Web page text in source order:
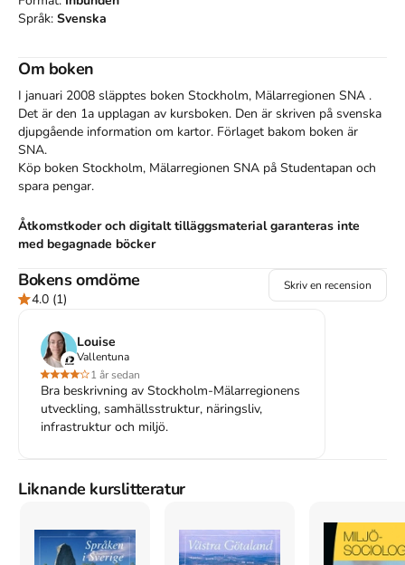
Språk: Svenska
Om boken
I januari 2008 släpptes boken Stockholm, Mälarregionen SNA .
Det är den 1a upplagan av kursboken. Den är skriven på svenska
djupgående information om kartor. Förlaget bakom boken är
SNA.
Köp boken Stockholm, Mälarregionen SNA på Studentapan och
spara pengar.
Åtkomstkoder och digitalt tilläggsmaterial garanteras inte
med begagnade böcker
Referera tillStockholm, Mälarregionen SNA(Upplaga1
Anon. (2008).Stockholm, Mälarregionen SNA
SNA.
Oxford
Stockholm, Mälarregionen SNA, 1 uppl. (SNA, 2008).
APA
Stockholm, Mälarregionen SNA. 1:a uppl. SNA; 2008.
Bokens omdöme
4.0 (1)
Skriv en recension
Louise
Vallentuna
1 år sedan
Bra beskrivning av Stockholm-Mälarregionens
utveckling, samhällsstruktur, näringsliv,
infrastruktur och miljö.
Liknande kurslitteratur